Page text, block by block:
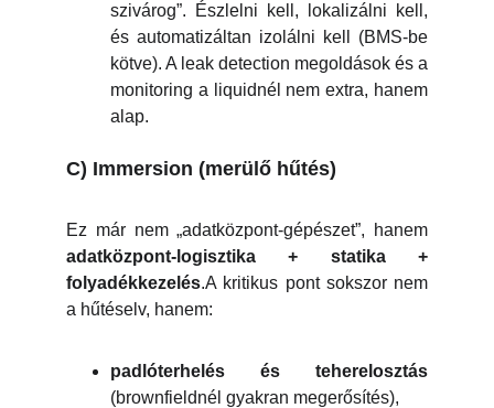
szivárog”. Észlelni kell, lokalizálni kell,
és automatizáltan izolálni kell (BMS-be
kötve). A leak detection megoldások és a
monitoring a liquidnél nem extra, hanem
alap.
C) Immersion (merülő hűtés)
Ez már nem „adatközpont-gépészet”, hanem
adatközpont-logisztika + statika +
folyadékkezelés.A kritikus pont sokszor nem
a hűtéselv, hanem:
padlóterhelés és teherelosztás
(brownfieldnél gyakran megerősítés),